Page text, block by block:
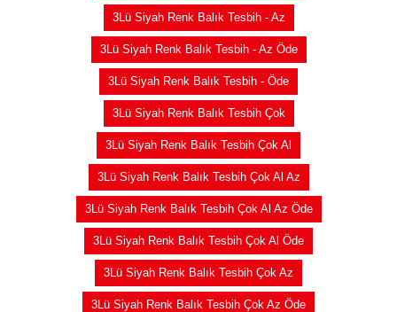
3Lü Siyah Renk Balık Tesbih - Az
3Lü Siyah Renk Balık Tesbih - Az Öde
3Lü Siyah Renk Balık Tesbih - Öde
3Lü Siyah Renk Balık Tesbih Çok
3Lü Siyah Renk Balık Tesbih Çok Al
3Lü Siyah Renk Balık Tesbih Çok Al Az
3Lü Siyah Renk Balık Tesbih Çok Al Az Öde
3Lü Siyah Renk Balık Tesbih Çok Al Öde
3Lü Siyah Renk Balık Tesbih Çok Az
3Lü Siyah Renk Balık Tesbih Çok Az Öde